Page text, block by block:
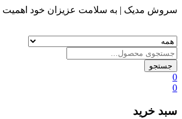
سروش مدیک | به سلامت عزیزان خود اهمیت
جستجو
0
0
سبد خرید